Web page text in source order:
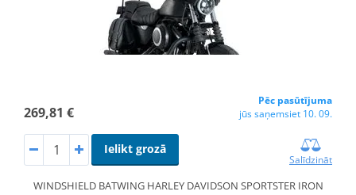
269,81 €
Pēc pasūtījuma
jūs saņemsiet 10. 09.
Ielikt grozā
Salīdzināt
WINDSHIELD BATWING HARLEY DAVIDSON SPORTSTER IRON